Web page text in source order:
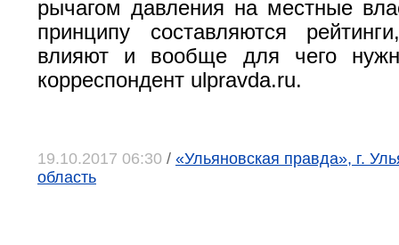
рычагом давления на местные
принципу составляются
влияют и вообще для чего
корреспондент ulpravda.ru.
19.10.2017 06:30 / «Ульяновская правда», г.
область